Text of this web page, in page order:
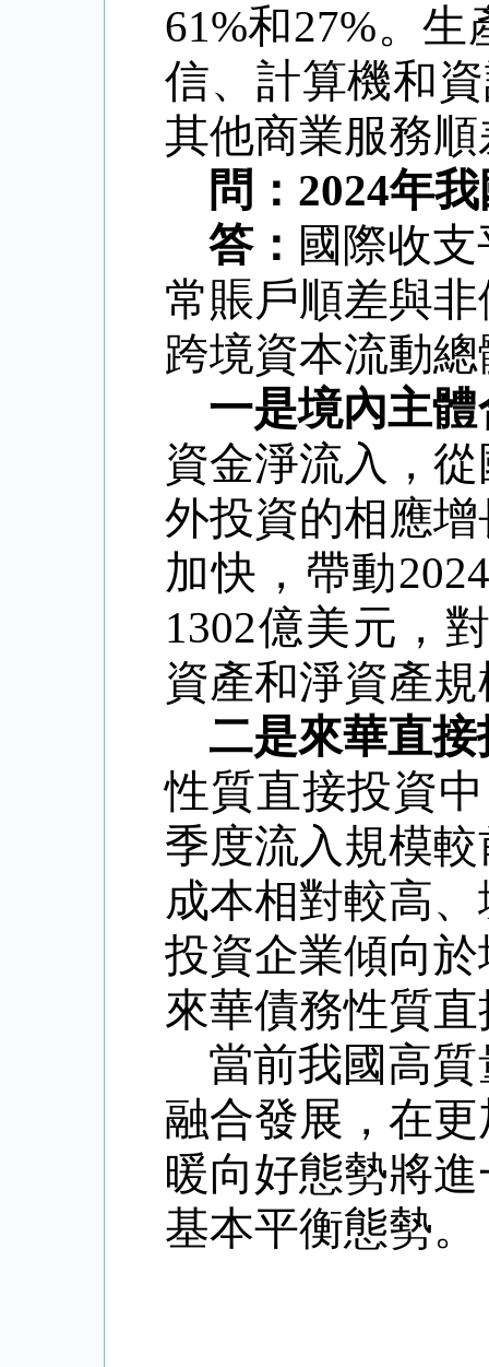
61%和27%。生
信、計算機和
其他商業服務
問： 2024年
答： 國際收
常賬戶順差與
跨境資本流動
一是境內主
資金淨流入，
外投資的相應
加快，帶動
1302億美元，
資產和淨資產
二是來華直
性質直接投資
季度流入規模
成本相對較高
投資企業傾向
來華債務性質
當前我國高
融合發展，在
暖向好態勢將
基本平衡態勢。